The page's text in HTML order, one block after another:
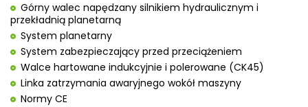
Górny walec napędzany silnikiem hydraulicznym i
przekładnią planetarną
System planetarny
System zabezpieczający przed przeciążeniem
Walce hartowane indukcyjnie i polerowane (CK45)
Linka zatrzymania awaryjnego wokół maszyny
Normy CE